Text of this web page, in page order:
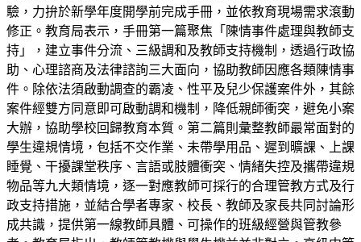
驗，力拚於新學年度開學前完成手冊，並依教育現場需求滾動
修正。教育局表示，手冊第一篇聚焦「陳情事件處理與教師支
持」，建立事件分流、三級調和及教師支持機制，透過行政協
助、心理諮商及法律諮詢三大面向，協助教師因應各類陳情事
件。除依法須啟動調查的霸凌、性平及兒少保護案件外，其餘
案件經雙方同意即可啟動調和機制，降低親師衝突，避免小案
大辦，協助學校回歸教育本質。第二篇則彙整教師最常面對的
學生違規情境，包括不交作業、未帶學用品、遲到曠課、上課
睡覺、干擾課堂秩序、言語或肢體衝突、情緒失控及攜帶違規
物品等九大類情境，逐一對應教師可採行的合理管教方式及行
政支持措施，並結合學者專家、校長、教師及家長共同討論形
成共識，提供第一線教師具體、可操作的班級經營與管教參